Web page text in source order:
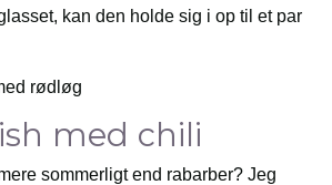
kan den holde sig i op til et par
med chili
sommerligt end rabarber? Jeg